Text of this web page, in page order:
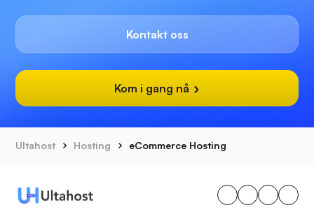
Kontakt oss
Kom i gang nå
Ultahost Hosting eCommerce Hosting